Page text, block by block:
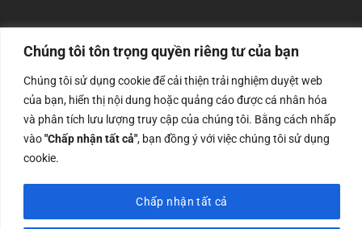
Chúng tôi tôn trọng quyền riêng tư của bạn
Chúng tôi sử dụng cookie để cải thiện trải nghiệm duyệt web
của bạn, hiển thị nội dung hoặc quảng cáo được cá nhân hóa
và phân tích lưu lượng truy cập của chúng tôi. Bằng cách nhấp
vào"Chấp nhận tất cả", bạn đồng ý với việc chúng tôi sử dụng
cookie.
Chấp nhận tất cả
Công ty TNHH Nam Bình Xương - Số ĐKKD: 0108783483
cấp ngày 14/06/2019 bởi Sở Kế Hoạch và Đầu Tư Tp. Hà
Nội
Copyrights @2023 Nam Binh Xuong. All Rights Reserved